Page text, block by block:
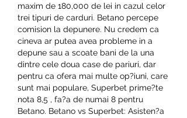
maxim de 180,000 de lei in cazul celor
trei tipuri de carduri. Betano percepe
comision la depunere. Nu credem ca
cineva ar putea avea probleme in a
depune sau a scoate bani de la una
dintre cele doua case de pariuri, dar
pentru ca ofera mai multe op?iuni, care
sunt mai populare, Superbet prime?te
nota 8,5 , fa?a de numai 8 pentru
Betano. Betano vs Superbet: Asisten?a